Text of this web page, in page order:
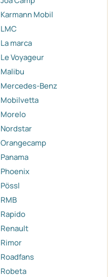
Karmann Mobil
LMC
La marca
Le Voyageur
Malibu
Mercedes-Benz
Mobilvetta
Morelo
Nordstar
Orangecamp
Panama
Phoenix
Pössl
RMB
Rapido
Renault
Rimor
Roadfans
Robeta